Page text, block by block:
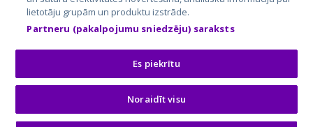
GetaPro.ee
Skelbiu.lt
Autoplius.lt
Aruodas.lt
auto24.ee
Osta.ee
KuldneBörs.ee
© 2026 GetaPro. Все права защищены.
lietotāju grupām un produktu izstrāde.
Partneru (pakalpojumu sniedzēju) saraksts
Es piekrītu
Noraidīt visu